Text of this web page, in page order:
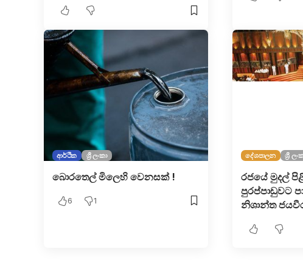
ආර්ථික ශ්‍රී ලංකා
බොරතෙල් මිලෙහි වෙනසක් !
6 1
දේශපාලන ශ්‍රී
රජයේ මුදල්
පුරප්පාඩුවට
නිශාන්ත